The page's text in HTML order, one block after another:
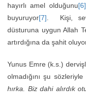
hayırlı amel olduğunu[6]
buyuruyor[7] . Kişi,
düsturuna uygun Allah
artırdığına da şahit
Yunus Emre (k.s.)
olmadığını şu sözleriyle
hırka. Biz dahi alırdık